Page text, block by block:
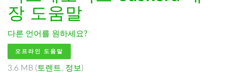
장 도움말
다른 언어를 원하세요?
오프라인 도움말
3.6 MB ( 토렌트, 정보 )